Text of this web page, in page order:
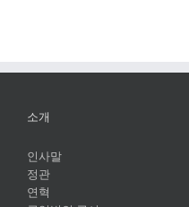
소개
인사말
정관
연혁